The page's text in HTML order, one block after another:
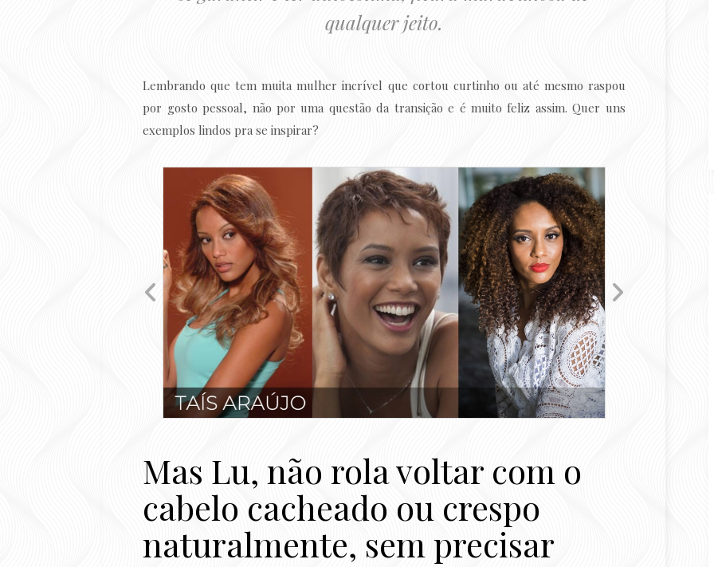
qualquer jeito.
Lembrando que tem muita mulher incrível que cortou curtinho ou até mesmo raspou
por gosto pessoal, não por uma questão da transição e é muito feliz assim. Quer uns
exemplos lindos pra se inspirar?
Mas Lu, não rola voltar com o
cabelo cacheado ou crespo
naturalmente, sem precisar